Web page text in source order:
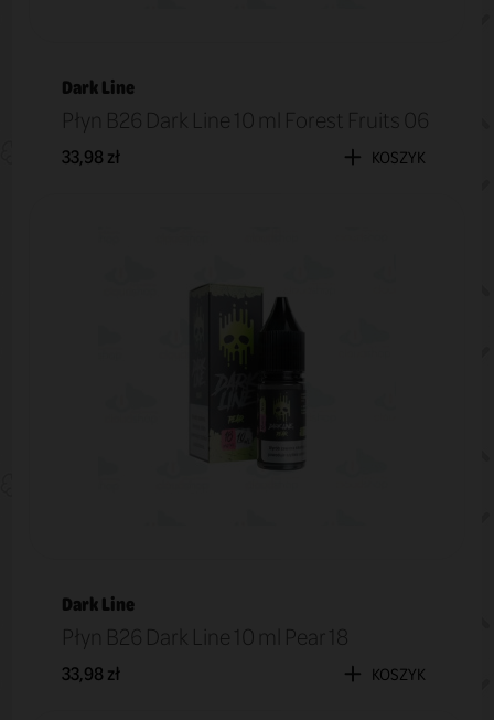
Dark Line
Płyn B26 Dark Line 10 ml Forest Fruits 06
33,98 zł KOSZYK
Dark Line
Płyn B26 Dark Line 10 ml Pear 18
33,98 zł KOSZYK